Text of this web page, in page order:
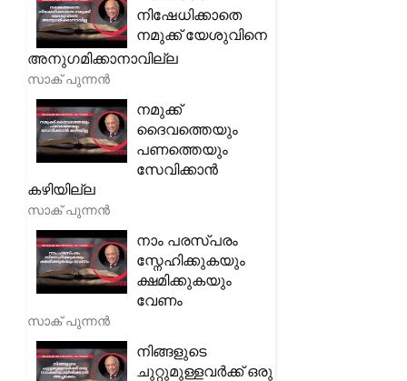
നിഷേധിക്കാതെ
നമുക്ക് യേശുവിനെ
അനുഗമിക്കാനാവില്ല
സാക് പുന്നൻ
നമുക്ക്
ദൈവത്തെയും
പണത്തെയും
സേവിക്കാൻ
കഴിയില്ല
സാക് പുന്നൻ
നാം പരസ്പരം
സ്നേഹിക്കുകയും
ക്ഷമിക്കുകയും
വേണം
സാക് പുന്നൻ
നിങ്ങളുടെ
ചുറ്റുമുള്ളവർക്ക് ഒരു